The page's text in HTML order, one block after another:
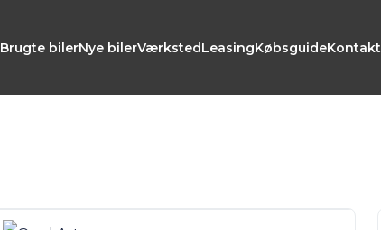
Brugte bilerNye bilerVærkstedLeasingKøbsguideKontakt